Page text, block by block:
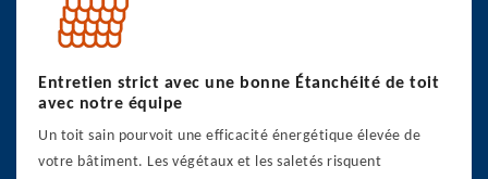
Entretien strict avec une bonne Étanchéité de toit
avec notre équipe
Un toit sain pourvoit une efficacité énergétique élevée de
votre bâtiment. Les végétaux et les saletés risquent